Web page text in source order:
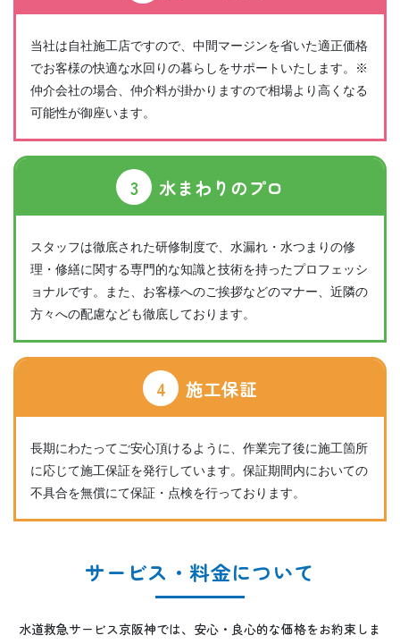
当社は自社施工店ですので、中間マージンを省いた適正価格
でお客様の快適な水回りの暮らしをサポートいたします。※
仲介会社の場合、仲介料が掛かりますので相場より高くなる
可能性が御座います。
3 水まわりのプロ
スタッフは徹底された研修制度で、水漏れ・水つまりの修
理・修繕に関する専門的な知識と技術を持ったプロフェッシ
ョナルです。また、お客様へのご挨拶などのマナー、近隣の
方々への配慮なども徹底しております。
4 施工保証
長期にわたってご安心頂けるように、作業完了後に施工箇所
に応じて施工保証を発行しています。保証期間内においての
不具合を無償にて保証・点検を行っております。
サービス・料金について
水道救急サービス京阪神では、安心・良心的な価格をお約束しま